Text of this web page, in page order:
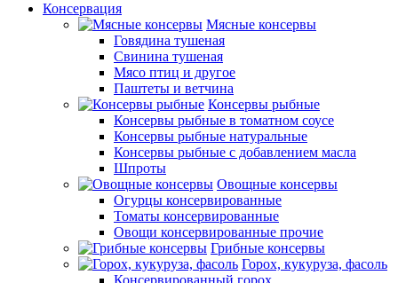
Консервация
Мясные консервы
Говядина тушеная
Свинина тушеная
Мясо птиц и другое
Паштеты и ветчина
Консервы рыбные
Консервы рыбные в томатном соусе
Консервы рыбные натуральные
Консервы рыбные с добавлением масла
Шпроты
Овощные консервы
Огурцы консервированные
Томаты консервированные
Овощи консервированные прочие
Грибные консервы
Горох, кукуруза, фасоль
Консервированный горох